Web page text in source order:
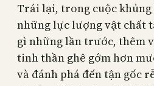
Trái lại, trong cuộc khủng
những lực lượng vật chất
gì những lần trước, thêm
tinh thần ghê gớm hơn
và đánh phá đến tận gốc